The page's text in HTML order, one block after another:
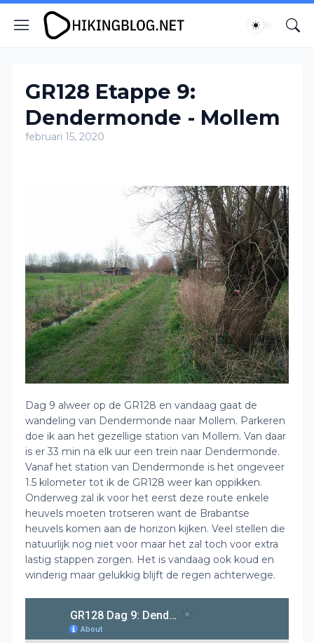
GR128 Etappe 9:
Dendermonde - Mollem
februari 15, 2020
Dag 9 alweer op de GR128 en vandaag gaat de
wandeling van Dendermonde naar Mollem. Parkeren
doe ik aan het gezellige station van Mollem. Van daar
is er 33 min na elk uur een trein naar Dendermonde.
Vanaf het station van Dendermonde is het ongeveer
1.5 kilometer tot ik de GR128 weer kan oppikken.
Onderweg zal ik voor het eerst deze route enkele
heuvels moeten trotseren want de Brabantse
heuvels komen aan de horizon kijken. Veel stellen die
natuurlijk nog niet voor maar het zal toch voor extra
lastig stappen zorgen. Het is vandaag ook koud en
winderig maar gelukkig blijft de regen achterwege.